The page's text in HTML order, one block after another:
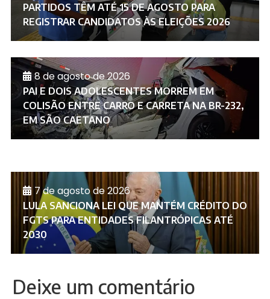
PARTIDOS TÊM ATÉ 15 DE AGOSTO PARA
REGISTRAR CANDIDATOS ÀS ELEIÇÕES 2026
8 de agosto de 2026
PAI E DOIS ADOLESCENTES MORREM EM
COLISÃO ENTRE CARRO E CARRETA NA BR-232,
EM SÃO CAETANO
7 de agosto de 2026
LULA SANCIONA LEI QUE MANTÉM CRÉDITO DO
FGTS PARA ENTIDADES FILANTRÓPICAS ATÉ
2030
Deixe um comentário